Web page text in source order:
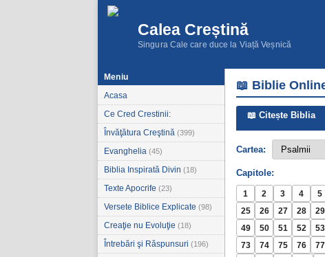
Calea Creștină
Singura Cale care duce la Viață Veșnică
Meniu
Acasa
Ce Cred Crestinii:
Învăţătura Creştină (399)
Evanghelia (45)
Biblia Inspirată Divin (18)
Texte Apocrife (23)
Versete Biblice Explicate (98)
Creaţie nu Evoluţie (18)
Întrebări şi Răspunsuri (196)
📖 Biblie
📖 Citește Biblia
Cartea:
Capitole:
1 2 3 4 5
25
26 27 28 29
49
50 51 52 53
73
74 75 76 77